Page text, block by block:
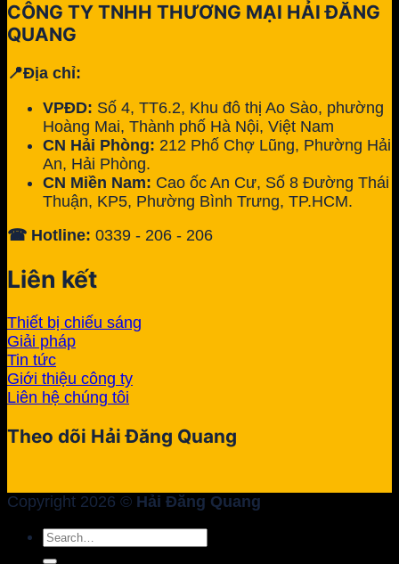
CÔNG TY TNHH THƯƠNG MẠI HẢI ĐĂNG
QUANG
📍Địa chỉ:
VPĐD: Số 4, TT6.2, Khu đô thị Ao Sào, phường
Hoàng Mai, Thành phố Hà Nội, Việt Nam
CN Hải Phòng: 212 Phố Chợ Lũng, Phường Hải
An, Hải Phòng.
CN Miền Nam: Cao ốc An Cư, Số 8 Đường Thái
Thuận, KP5, Phường Bình Trưng, TP.HCM.
☎ Hotline: 0339 - 206 - 206
Liên kết
Thiết bị chiếu sáng
Giải pháp
Tin tức
Giới thiệu công ty
Liên hệ chúng tôi
Theo dõi Hải Đăng Quang
Copyright 2026 © Hải Đăng Quang
Search